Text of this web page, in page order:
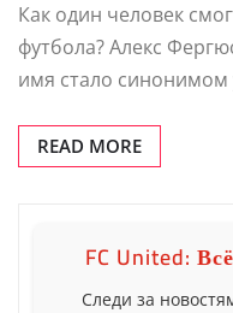
Как один человек
футбола? Алекс
имя стало синонимом
READ MORE
FC United:
Следи за